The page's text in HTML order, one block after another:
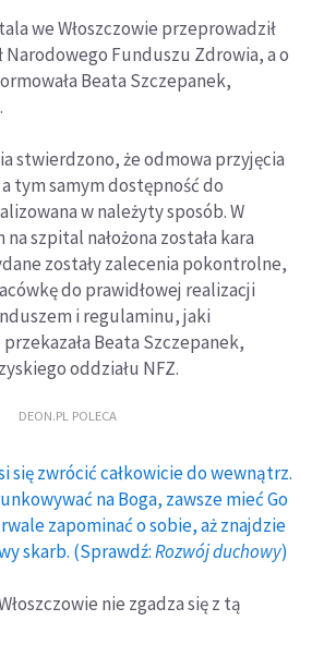
we Włoszczowie przeprowadził
Funduszu Zdrowia, a o
Beata Szczepanek,
stwierdzono, że odmowa przyjęcia
tym samym dostępność do
w należyty sposób. W
szpital nałożona została kara
zostały zalecenia pokontrolne,
do prawidłowej realizacji
i regulaminu, jaki
Beata Szczepanek,
oddziału NFZ.
DEON.PL POLECA
się zwrócić całkowicie do wewnątrz.
na Boga, zawsze mieć Go
zapominać o sobie, aż znajdzie
skarb. (Sprawdź:Rozwój duchowy)
nie zgadza się z tą